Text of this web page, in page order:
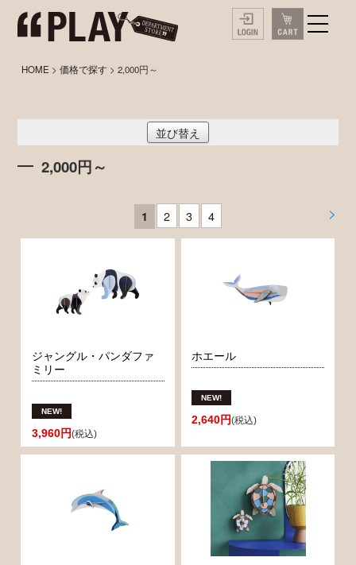
HOME >価格で探す > 2,000円～
並び替え
2,000円～
>
1 2 3 4
ジャングル・パンダファ
ミリー
3,960円(税込)
ホエール
2,640円(税込)